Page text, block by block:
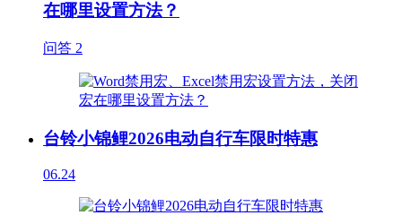
在哪里设置方法？
问答 2
台铃小锦鲤2026电动自行车限时特惠
06.24